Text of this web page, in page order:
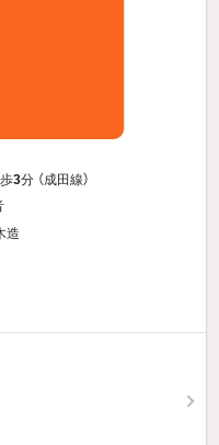
3分 （成田線）
造